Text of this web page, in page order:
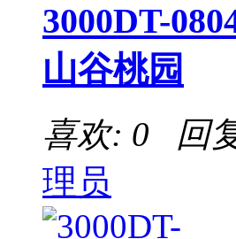
3000DT-
山谷桃园
喜欢: 0 回
理员